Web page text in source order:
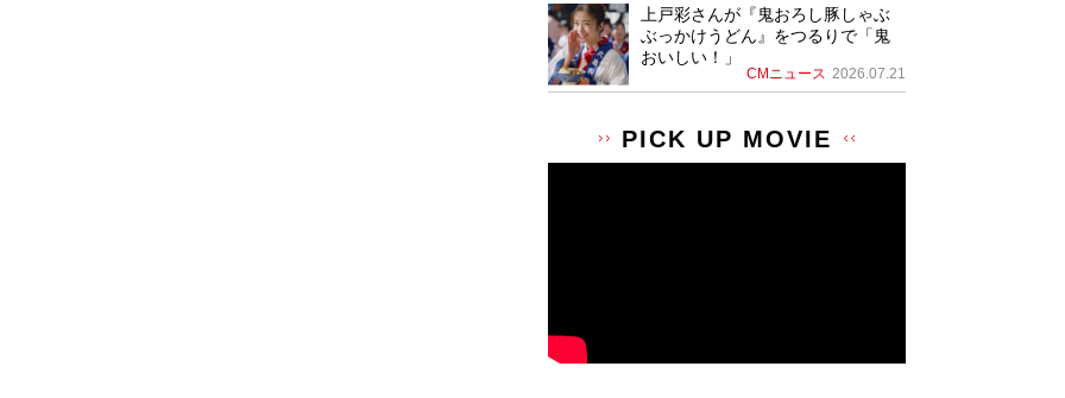
上戸彩さんが『鬼おろし豚しゃぶ
ぶっかけうどん』をつるりで「鬼
おいしい！」
CMニュース 2026.07.21
PICK UP MOVIE